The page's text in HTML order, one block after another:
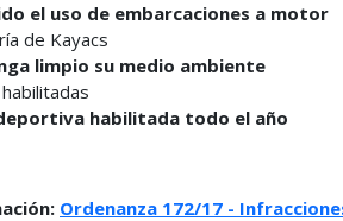
el uso de embarcaciones a motor
de Kayacs
limpio su medio ambiente
habilitada todo el año
Ordenanza 172/17 -